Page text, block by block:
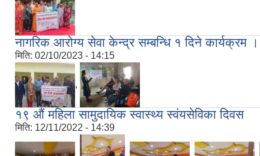
नागरिक आरोग्य सेवा केन्द्र सम्बन्धि १ दिने कार्यक्रम ।
मिति: 02/10/2023 - 14:15
,
१९ औं महिला सामुदायिक स्वास्थ्य स्वंयसेविका दिवस
मिति: 12/11/2022 - 14:39